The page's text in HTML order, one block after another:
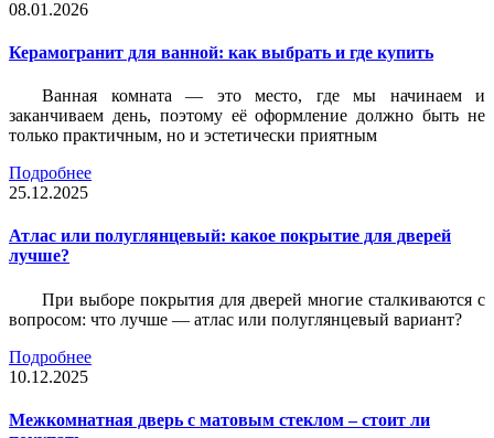
08.01.2026
Керамогранит для ванной: как выбрать и где купить
Ванная комната — это место, где мы начинаем и
заканчиваем день, поэтому её оформление должно быть не
только практичным, но и эстетически приятным
Подробнее
25.12.2025
Атлас или полуглянцевый: какое покрытие для дверей
лучше?
При выборе покрытия для дверей многие сталкиваются с
вопросом: что лучше — атлас или полуглянцевый вариант?
Подробнее
10.12.2025
Межкомнатная дверь с матовым стеклом – стоит ли